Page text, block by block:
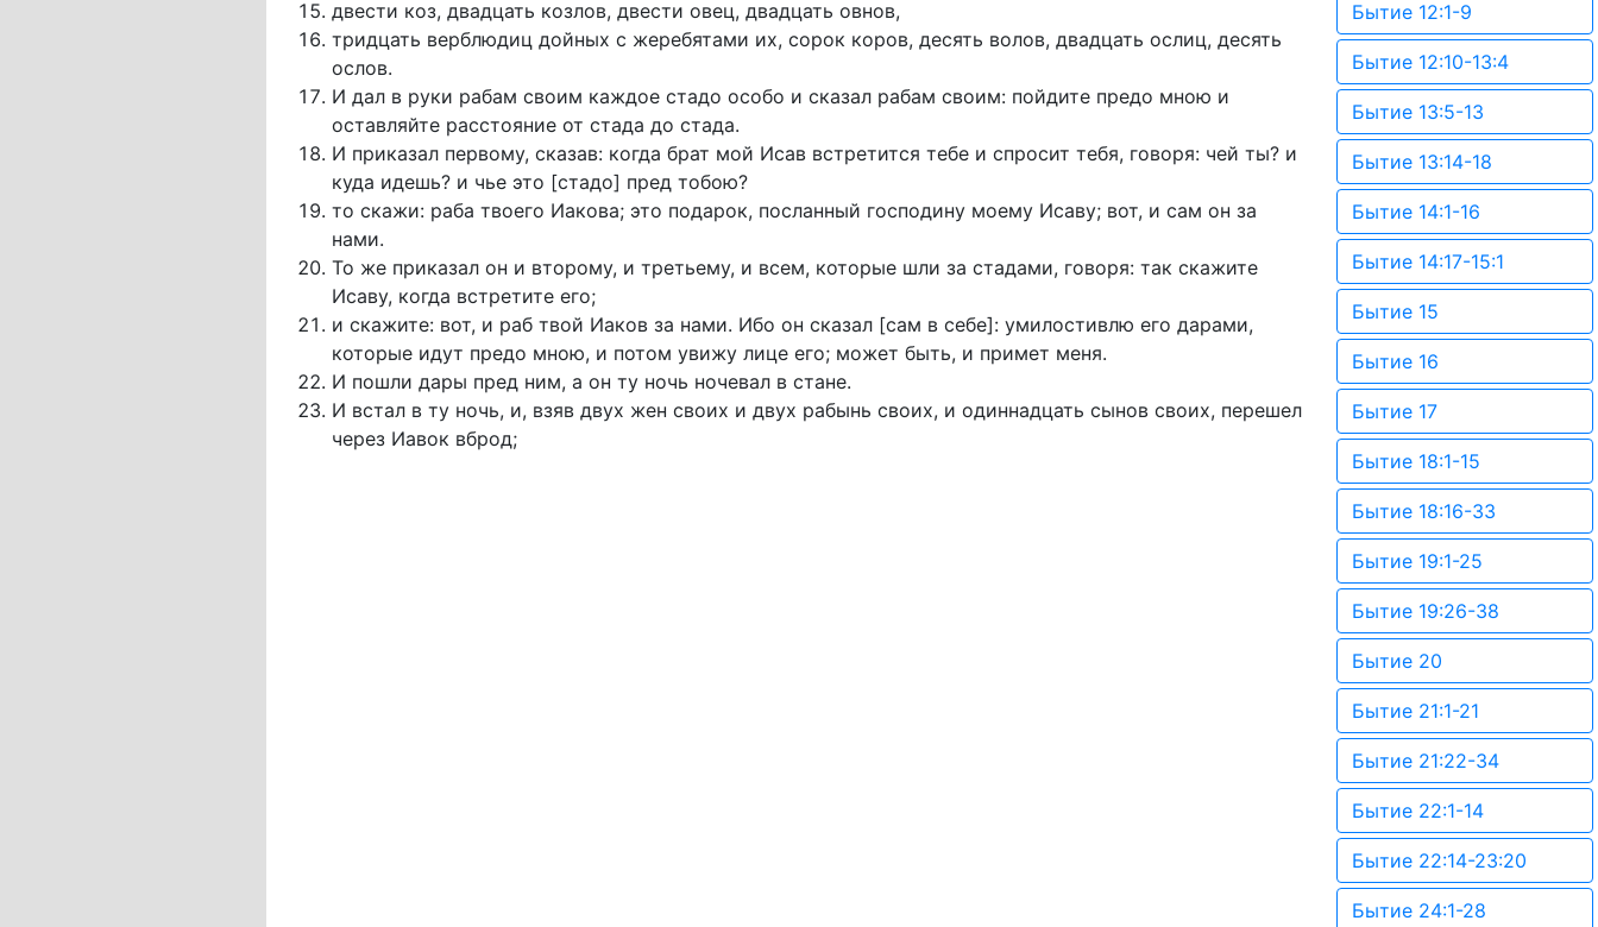
двести коз, двадцать козлов, двести овец, двадцать овнов,
тридцать верблюдиц дойных с жеребятами их, сорок коров, десять волов, двадцать ослиц, десять
ослов.
И дал в руки рабам своим каждое стадо особо и сказал рабам своим: пойдите предо мною и
оставляйте расстояние от стада до стада.
И приказал первому, сказав: когда брат мой Исав встретится тебе и спросит тебя, говоря: чей ты? и
куда идешь? и чье это [стадо] пред тобою?
то скажи: раба твоего Иакова; это подарок, посланный господину моему Исаву; вот, и сам он за
нами.
То же приказал он и второму, и третьему, и всем, которые шли за стадами, говоря: так скажите
Исаву, когда встретите его;
и скажите: вот, и раб твой Иаков за нами. Ибо он сказал [сам в себе]: умилостивлю его дарами,
которые идут предо мною, и потом увижу лице его; может быть, и примет меня.
И пошли дары пред ним, а он ту ночь ночевал в стане.
И встал в ту ночь, и, взяв двух жен своих и двух рабынь своих, и одиннадцать сынов своих, перешел
через Иавок вброд;
Бытие 12:1-9
Бытие 12:10-13:4
Бытие 13:5-13
Бытие 13:14-18
Бытие 14:1-16
Бытие 14:17-15:1
Бытие 15
Бытие 16
Бытие 17
Бытие 18:1-15
Бытие 18:16-33
Бытие 19:1-25
Бытие 19:26-38
Бытие 20
Бытие 21:1-21
Бытие 21:22-34
Бытие 22:1-14
Бытие 22:14-23:20
Бытие 24:1-28